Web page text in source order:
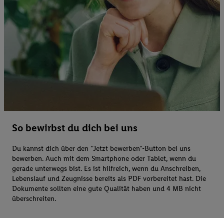
So bewirbst du dich bei uns
Du kannst dich über den "Jetzt bewerben"-Button bei uns
bewerben. Auch mit dem Smartphone oder Tablet, wenn du
gerade unterwegs bist. Es ist hilfreich, wenn du Anschreiben,
Lebenslauf und Zeugnisse bereits als PDF vorbereitet hast. Die
Dokumente sollten eine gute Qualität haben und 4 MB nicht
überschreiten.